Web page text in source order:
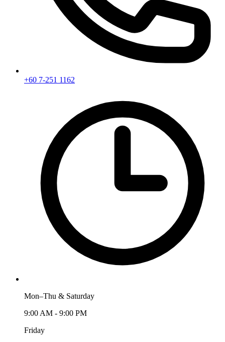
+60 7-251 1162
Mon–Thu & Saturday
9:00 AM - 9:00 PM
Friday